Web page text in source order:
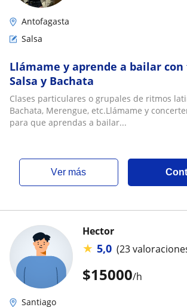
Antofagasta
Salsa
Llámame y aprende a bailar con
Salsa y Bachata
Clases particulares o grupales de ritmos
Bachata, Merengue, etc.Llámame y
para que aprendas a bailar...
ver más
$15000/h
Hector
★ 5,0 (23
Santiago